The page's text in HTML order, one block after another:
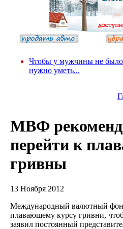
Чтобы у мужчины не
нужно уметь...
МВФ
перейти к
гривны
13 Ноября 2012
Международный валютный
плавающему курсу гривни,
заявил постоянный